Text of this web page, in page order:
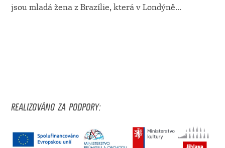
jsou mladá žena z Brazílie, která v Londýně...
REALIZOVÁNO ZA PODPORY: